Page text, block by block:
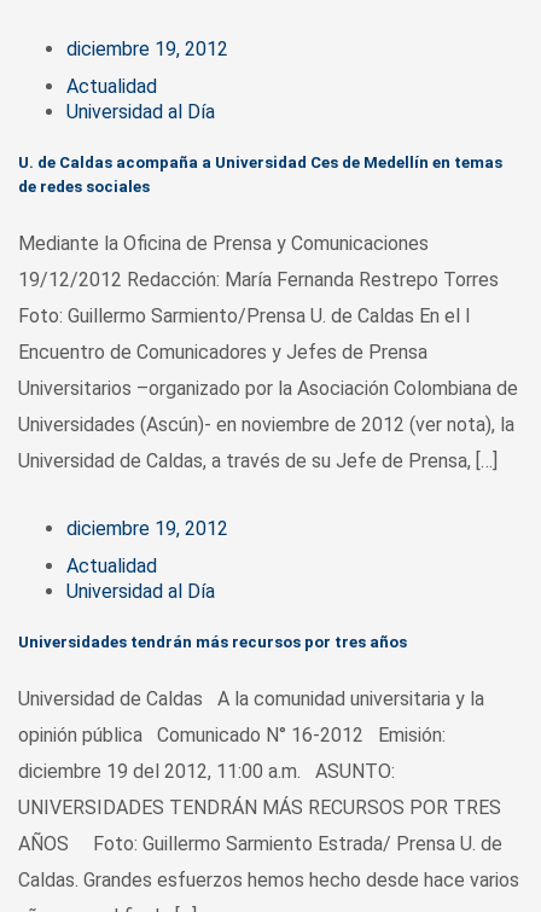
diciembre 19, 2012
Actualidad
Universidad al Día
U. de Caldas acompaña a Universidad Ces de Medellín en temas
de redes sociales
Mediante la Oficina de Prensa y Comunicaciones
19/12/2012 Redacción: María Fernanda Restrepo Torres
Foto: Guillermo Sarmiento/Prensa U. de Caldas En el I
Encuentro de Comunicadores y Jefes de Prensa
Universitarios –organizado por la Asociación Colombiana de
Universidades (Ascún)- en noviembre de 2012 (ver nota), la
Universidad de Caldas, a través de su Jefe de Prensa, […]
diciembre 19, 2012
Actualidad
Universidad al Día
Universidades tendrán más recursos por tres años
Universidad de Caldas A la comunidad universitaria y la
opinión pública Comunicado N° 16-2012 Emisión:
diciembre 19 del 2012, 11:00 a.m. ASUNTO:
UNIVERSIDADES TENDRÁN MÁS RECURSOS POR TRES
AÑOS Foto: Guillermo Sarmiento Estrada/ Prensa U. de
Caldas. Grandes esfuerzos hemos hecho desde hace varios